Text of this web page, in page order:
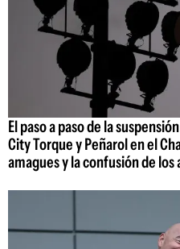
El paso a paso de la
City Torque y Peñarol en el
amagues y la confusión de